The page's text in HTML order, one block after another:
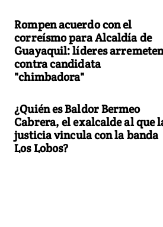
Rompen acuerdo con el
correísmo para Alcaldía de
Guayaquil: líderes
contra candidata
"chimbadora"
¿Quién es Baldor Bermeo
Cabrera, el exalcalde al que
justicia vincula con la banda
Los Lobos?